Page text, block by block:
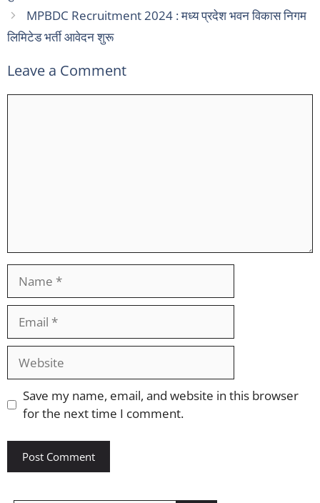
MPBDC Recruitment 2024 : मध्य प्रदेश भवन विकास निगम
लिमिटेड भर्ती आवेदन शुरू
Leave a Comment
Website
Save my name, email, and website in this browser
for the next time I comment.